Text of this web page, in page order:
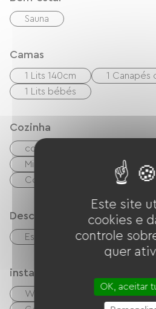
Sauna
Camas
1 Lits 140cm
1 Canapés
1 Lits bébés
Cozinha
cozinha pequena
Micro-ondas
Exaustor
Congélateur
Descrição
Estacionamento Sala
instalações
Wi-Fi grátis TV
Este site
cookies e
controle
quer
OK, aceitar